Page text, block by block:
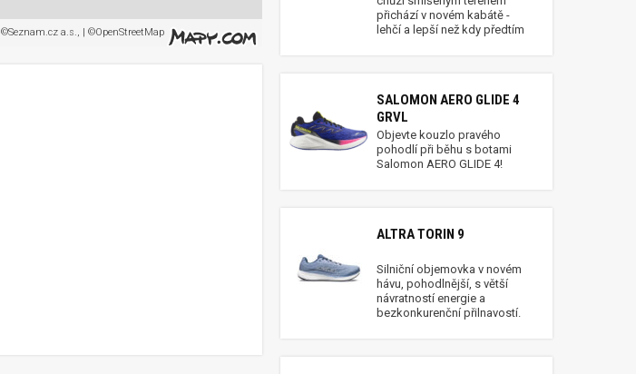
©Seznam.cz a.s., | ©OpenStreetMap
přichází v novém kabátě -
lehčí a lepší než kdy předtím
SALOMON AERO GLIDE 4
GRVL
Objevte kouzlo pravého
pohodlí při běhu s botami
Salomon AERO GLIDE 4!
ALTRA TORIN 9
Silniční objemovka v novém
hávu, pohodlnější, s větší
návratností energie a
bezkonkurenční přilnavostí.